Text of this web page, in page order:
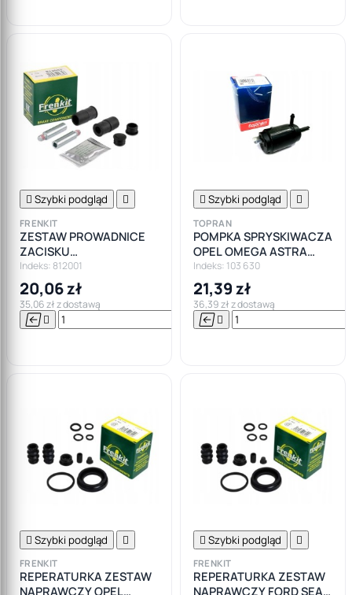
 Szybki podgląd 
FRENKIT
ZESTAW PROWADNICE
ZACISKU
HAMULCOWEGO OPEL
FORD BMW VW AUDI
SEAT
Indeks: 812001
20,06 zł
35,06 zł z dostawą
  

 Szybki podgląd 
TOPRAN
POMPKA SPRYSKIWACZA
OPEL OMEGA ASTRA
CORSA VECTRA
Indeks: 103 630
21,39 zł
36,39 zł z dostawą
 
 Szybki podgląd 
FRENKIT
REPERATURKA ZESTAW
NAPRAWCZY OPEL
 Szybki podgląd 
FRENKIT
REPERATURKA ZESTAW
NAPRAWCZY FORD SEAT